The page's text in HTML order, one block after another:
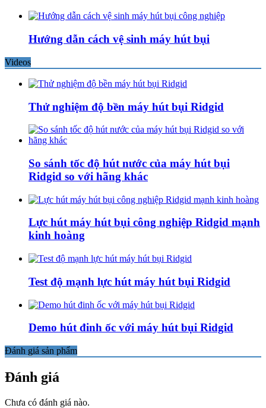
Hướng dẫn cách vệ sinh máy hút bụi
Videos
Thử nghiệm độ bền máy hút bụi Ridgid
So sánh tốc độ hút nước của máy hút bụi
Ridgid so với hãng khác
Lực hút máy hút bụi công nghiệp Ridgid mạnh
kinh hoàng
Test độ mạnh lực hút máy hút bụi Ridgid
Demo hút đinh ốc với máy hút bụi Ridgid
Đánh giá sản phẩm
Đánh giá
Chưa có đánh giá nào.